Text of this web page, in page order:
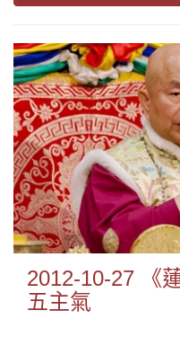
2012-10-27 《
五主氣